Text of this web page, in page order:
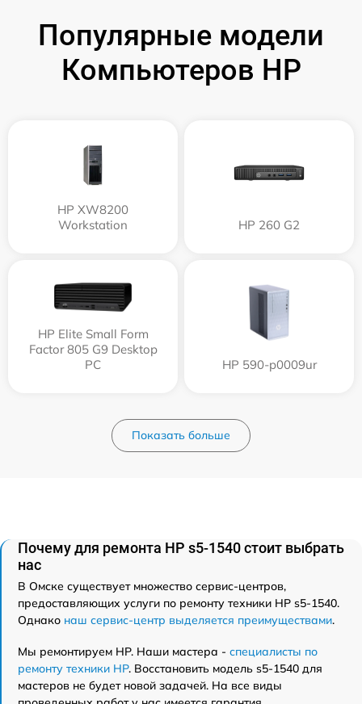
Популярные модели
Компьютеров HP
HP XW8200
Workstation
HP 260 G2
HP Elite Small Form
Factor 805 G9 Desktop
PC
HP 590-p0009ur
Показать больше
Почему для ремонта HP s5-1540 стоит выбрать
нас
В Омске существует множество сервис-центров,
предоставляющих услуги по ремонту техники HP s5-1540.
Однако наш сервис-центр выделяется преимуществами.
Мы ремонтируем HP. Наши мастера - специалисты по
ремонту техники HP. Восстановить модель s5-1540 для
мастеров не будет новой задачей. На все виды